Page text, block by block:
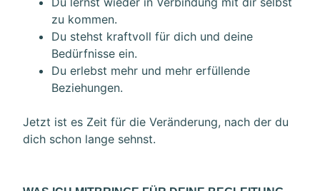
zu kommen.
Du stehst kraftvoll für dich und deine
Bedürfnisse ein.
Du erlebst mehr und mehr erfüllende
Beziehungen.
Jetzt ist es Zeit für die Veränderung, nach der du
dich schon lange sehnst.